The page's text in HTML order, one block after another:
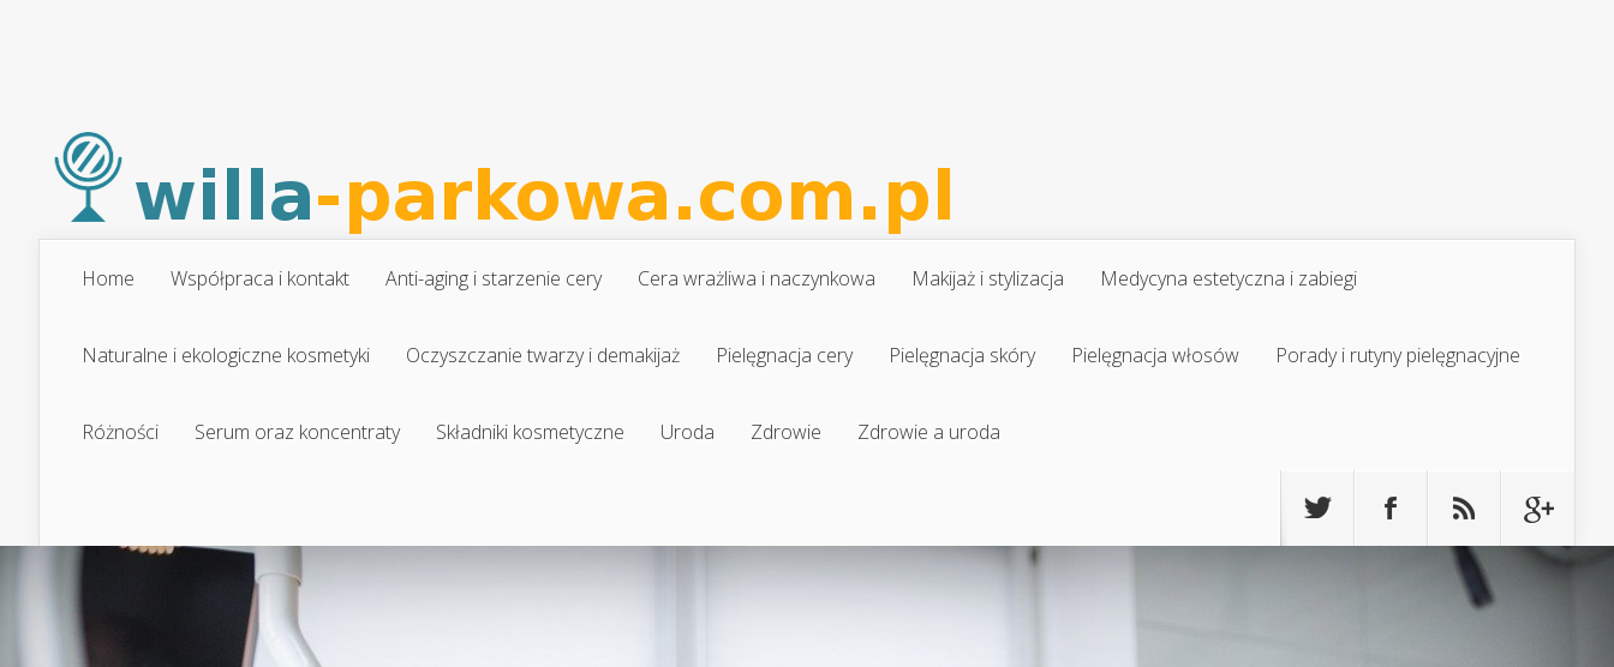
Home Współpraca i kontakt Anti-aging i starzenie cery Cera wrażliwa i naczynkowa Makijaż i stylizacja Medycyna estetyczna i zabiegi
Naturalne i ekologiczne kosmetyki Oczyszczanie twarzy i demakijaż Pielęgnacja cery Pielęgnacja skóry Pielęgnacja włosów Porady i rutyny pielęgnacyjne
Różności Serum oraz koncentraty Składniki kosmetyczne Uroda Zdrowie Zdrowie a uroda